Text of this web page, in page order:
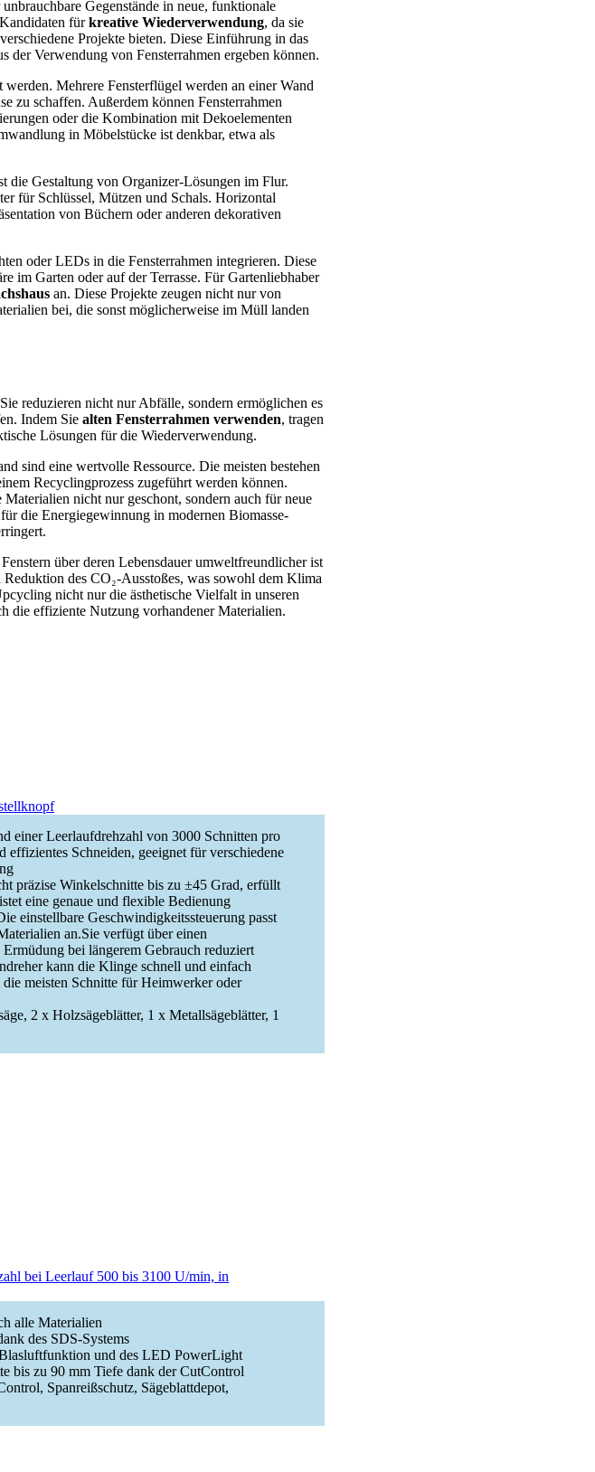
Gegenstände in neue, funktionale
fürkreative Wiederverwendung, da sie
Projekte bieten. Diese Einführung in das
Verwendung von Fensterrahmen ergeben können.
Mehrere Fensterflügel werden an einer Wand
zu schaffen. Außerdem können Fensterrahmen
oder die Kombination mit Dekoelementen
in Möbelstücke ist denkbar, etwa als
die Gestaltung von Organizer-Lösungen im Flur.
für Schlüssel, Mützen und Schals. Horizontal
von Büchern oder anderen dekorativen
oder LEDs in die Fensterrahmen integrieren. Diese
im Garten oder auf der Terrasse. Für Gartenliebhaber
an. Diese Projekte zeugen nicht nur von
bei, die sonst möglicherweise im Müll landen
reduzieren nicht nur Abfälle, sondern ermöglichen es
Indem Sie alten Fensterrahmen verwenden, tragen
Lösungen für die Wiederverwendung.
sind eine wertvolle Ressource. Die meisten bestehen
Recyclingprozess zugeführt werden können.
nicht nur geschont, sondern auch für neue
die Energiegewinnung in modernen Biomasse-
über deren Lebensdauer umweltfreundlicher ist
des CO₂-Ausstoßes, was sowohl dem Klima
nicht nur die ästhetische Vielfalt in unseren
die effiziente Nutzung vorhandener Materialien.
einer Leerlaufdrehzahl von 3000 Schnitten pro
Schneiden, geeignet für verschiedene
präzise Winkelschnitte bis zu ±45 Grad, erfüllt
eine genaue und flexible Bedienung
einstellbare Geschwindigkeitssteuerung passt
an.Sie verfügt über einen
bei längerem Gebrauch reduziert
kann die Klinge schnell und einfach
meisten Schnitte für Heimwerker oder
2 x Holzsägeblätter, 1 x Metallsägeblätter, 1
bei Leerlauf 500 bis 3100 U/min, in
alle Materialien
des SDS-Systems
und des LED PowerLight
bis zu 90 mm Tiefe dank der CutControl
Spanreißschutz, Sägeblattdepot,